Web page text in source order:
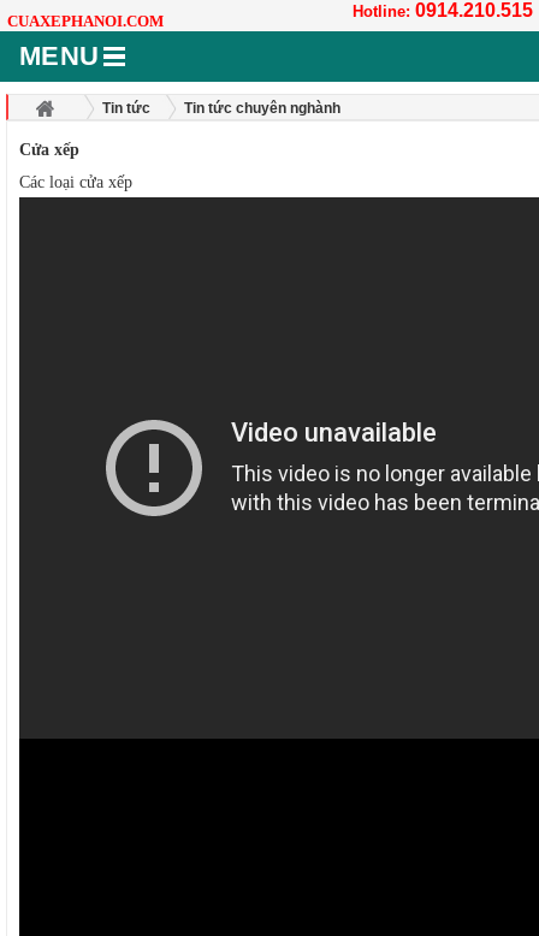
CUAXEPHANOI.COM
Hotline: 0914.210.515
MENU
Tin tức Tin tức chuyên nghành
Cửa xếp
Các loại cửa xếp